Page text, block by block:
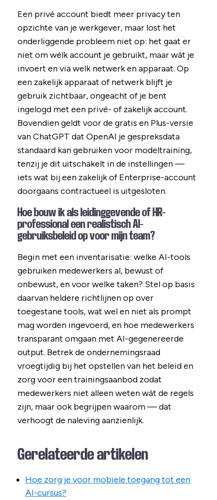
Een privé account biedt meer privacy ten
opzichte van je werkgever, maar lost het
onderliggende probleem niet op: het gaat er
niet om wélk account je gebruikt, maar wát je
invoert en via welk netwerk en apparaat. Op
een zakelijk apparaat of netwerk blijft je
gebruik zichtbaar, ongeacht of je bent
ingelogd met een privé- of zakelijk account.
Bovendien geldt voor de gratis en Plus-versie
van ChatGPT dat OpenAI je gespreksdata
standaard kan gebruiken voor modeltraining,
tenzij je dit uitschakelt in de instellingen —
iets wat bij een zakelijk of Enterprise-account
doorgaans contractueel is uitgesloten.
Hoe bouw ik als leidinggevende of HR-
professional een realistisch AI-
gebruiksbeleid op voor mijn team?
Begin met een inventarisatie: welke AI-tools
gebruiken medewerkers al, bewust of
onbewust, en voor welke taken? Stel op basis
daarvan heldere richtlijnen op over
toegestane tools, wat wel en niet als prompt
mag worden ingevoerd, en hoe medewerkers
transparant omgaan met AI-gegenereerde
output. Betrek de ondernemingsraad
vroegtijdig bij het opstellen van het beleid en
zorg voor een trainingsaanbod zodat
medewerkers niet alleen weten wát de regels
zijn, maar ook begrijpen waarom — dat
verhoogt de naleving aanzienlijk.
Gerelateerde artikelen
Hoe zorg je voor mobiele toegang tot een
AI-cursus?